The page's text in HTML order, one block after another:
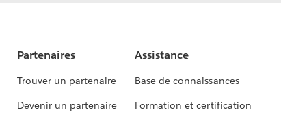
Partenaires
Trouver un partenaire
Devenir un partenaire
Assistance
Base de connaissances
Formation et certification